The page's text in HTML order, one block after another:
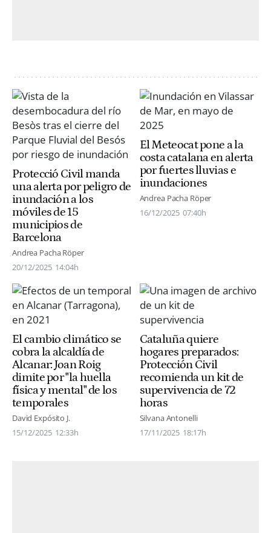
Protecció Civil manda
una alerta por peligro de
inundación a los
móviles de 15
municipios de
Barcelona
Andrea Pacha Röper
20/12/2025 14:04h
El Meteocat pone a la
costa catalana en alerta
por fuertes lluvias e
inundaciones
Andrea Pacha Röper
16/12/2025 07:40h
El cambio climático se
cobra la alcaldía de
Alcanar: Joan Roig
dimite por "la huella
física y mental" de los
temporales
David Expósito J.
15/12/2025 12:33h
Cataluña quiere
hogares preparados:
Protección Civil
recomienda un kit de
supervivencia de 72
horas
Silvana Antonelli
17/11/2025 18:17h